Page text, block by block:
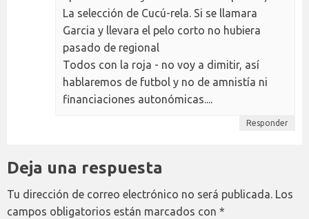
La selección de Cucú-rela. Si se llamara
Garcia y llevara el pelo corto no hubiera
pasado de regional
Todos con la roja - no voy a dimitir, así
hablaremos de futbol y no de amnistía ni
financiaciones autonómicas....
Responder
Deja una respuesta
Tu dirección de correo electrónico no será publicada. Los
campos obligatorios están marcados con *